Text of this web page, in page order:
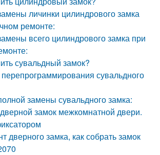
личинки цилиндрового замка
ремонте:
всего цилиндрового замка при
сувальдный замок?
сувальдного
замены сувальдного замка:
замок межкомнатной двери.
дверного замка, как собрать замок